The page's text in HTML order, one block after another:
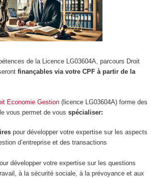
de la Licence LG03604A, parcours Droit
finançables via votre CPFà partir de la
Economie Gestion(licence LG03604A) forme des
vous permet de vous spécialiser:
pour développer votre expertise sur les aspects
d’entreprise et des transactions
développer votre expertise sur les questions
à la sécurité sociale, à la prévoyance et aux